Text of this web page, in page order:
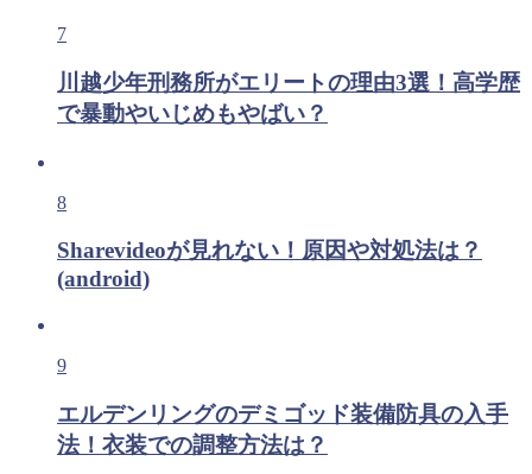
7
川越少年刑務所がエリートの理由3選！高学歴
で暴動やいじめもやばい？
8
Sharevideoが見れない！原因や対処法は？
(android)
9
エルデンリングのデミゴッド装備防具の入手
法！衣装での調整方法は？